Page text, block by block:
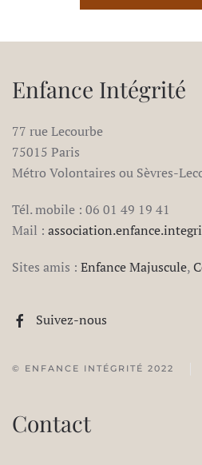
Enfance Intégrité
77 rue Lecourbe
75015 Paris
Métro Volontaires ou Sèvres-
Tél. mobile : 06 01 49 19 41
Mail :
Sites amis : Enfance Majuscule,
Suivez-nous
© ENFANCE INTÉGRITÉ 2022
Contact